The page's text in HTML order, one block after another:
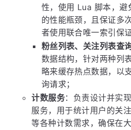
性，使用 Lua 脚本，
的性能瓶颈，且保证多
者使用联合唯一索引保
粉丝列表、关注列表查
数据结构，针对两种列
略来缓存热点数据，以
询请求；
计数服务：负责设计并实
服务，用于统计用户的关
等各种计数需求，确保在